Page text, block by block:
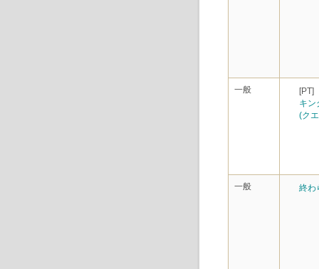
一般
[PT]
キン
(ク
一般 終わ